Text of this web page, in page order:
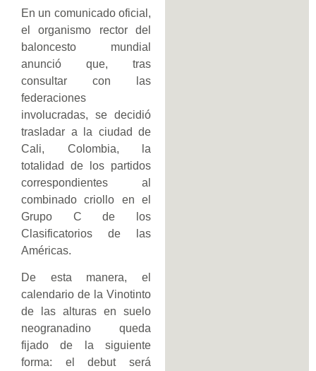
En un comunicado oficial,
el organismo rector del
baloncesto mundial
anunció que, tras
consultar con las
federaciones
involucradas, se decidió
trasladar a la ciudad de
Cali, Colombia, la
totalidad de los partidos
correspondientes al
combinado criollo en el
Grupo C de los
Clasificatorios de las
Américas.
De esta manera, el
calendario de la Vinotinto
de las alturas en suelo
neogranadino queda
fijado de la siguiente
forma: el debut será